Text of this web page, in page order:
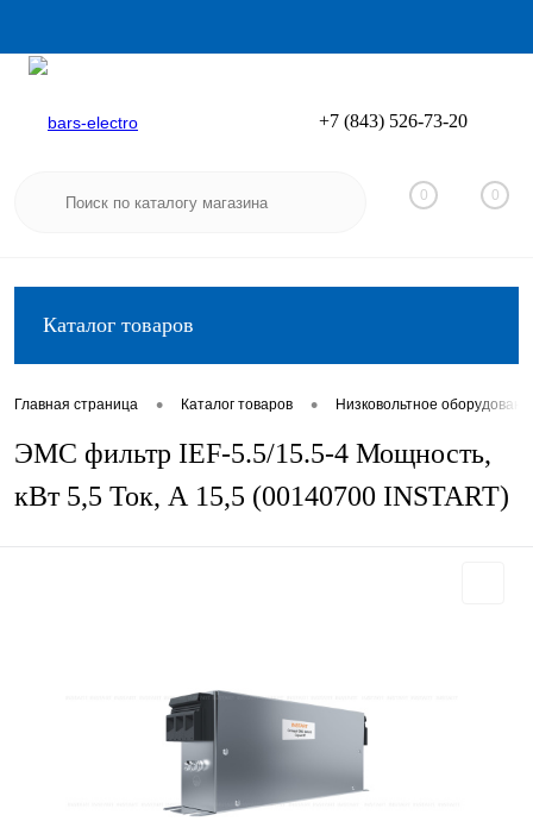
Вход
+7 (843) 526-73-20
0 0
Каталог товаров
Главная страница • Каталог товаров • Низковольтное
ЭМС фильтр IEF-5.5/15.5-4 Мощность,
кВт 5,5 Ток, А 15,5 (00140700 INSTART)